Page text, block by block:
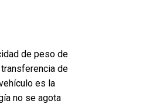
de peso de
de
es la
no se agota